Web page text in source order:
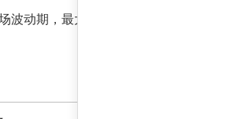
动期，最大回撤仍限制在7.2%，适应性极